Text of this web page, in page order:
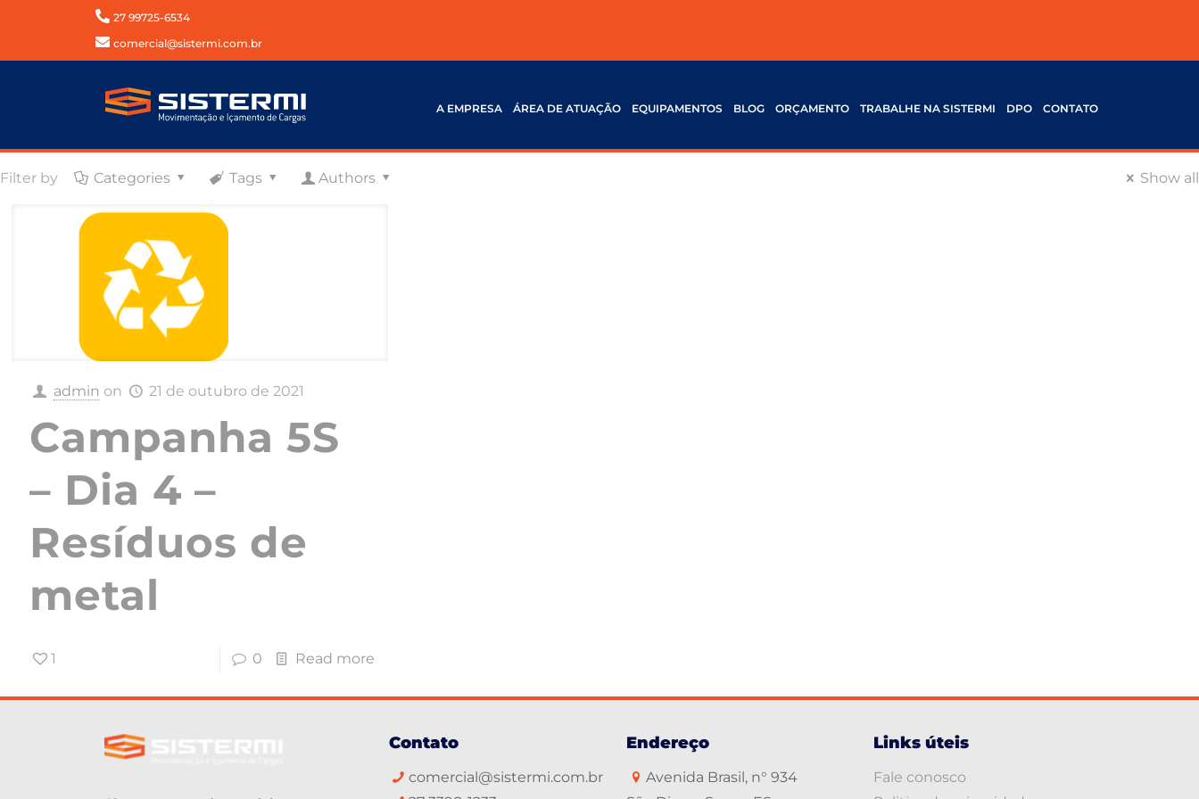
27 99725-6534
comercial@sistermi.com.br
A EMPRESA ÁREA DE ATUAÇÃO EQUIPAMENTOS BLOG ORÇAMENTO TRABALHE NA SISTERMI DPO CONTATO
Filter by Categories Tags Authors Show all
admin on 21 de outubro de 2021
Campanha 5S
– Dia 4 –
Resíduos de
metal
1 0 Read more
Contato
comercial@sistermi.com.br
Endereço
Avenida Brasil, n° 934
Links úteis
Fale conosco